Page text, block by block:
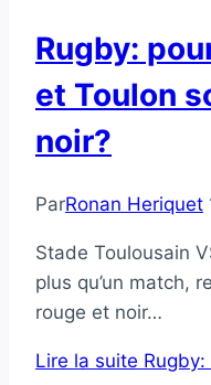
Rugby:
et Toulon
noir?
ParRonan Heriquet
Stade Toulousain
plus qu’un match,
rouge et noir…
Lire la suite